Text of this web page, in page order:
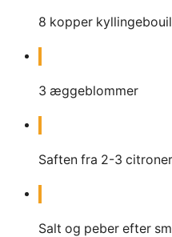
8 kopper
3 æggeblommer
Saften fra 2-3 citroner
Salt og peber efter